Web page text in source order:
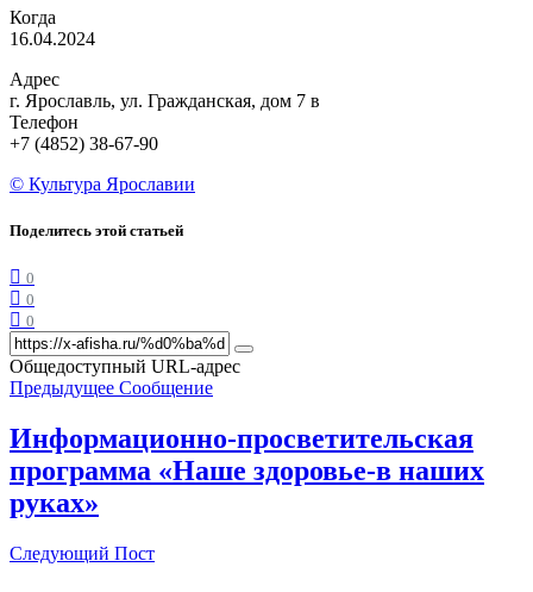
Когда
16.04.2024
Адрес
г. Ярославль, ул. Гражданская, дом 7 в
Телефон
+7 (4852) 38-67-90
© Культура Ярославии
Поделитесь этой статьей
0
0
0
Общедоступный URL-адрес
Предыдущее Сообщение
Информационно-просветительская
программа «Наше здоровье-в наших
руках»
Следующий Пост